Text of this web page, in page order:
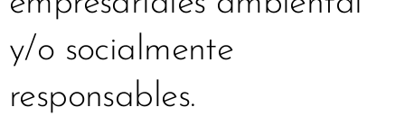
y/o socialmente
responsables.